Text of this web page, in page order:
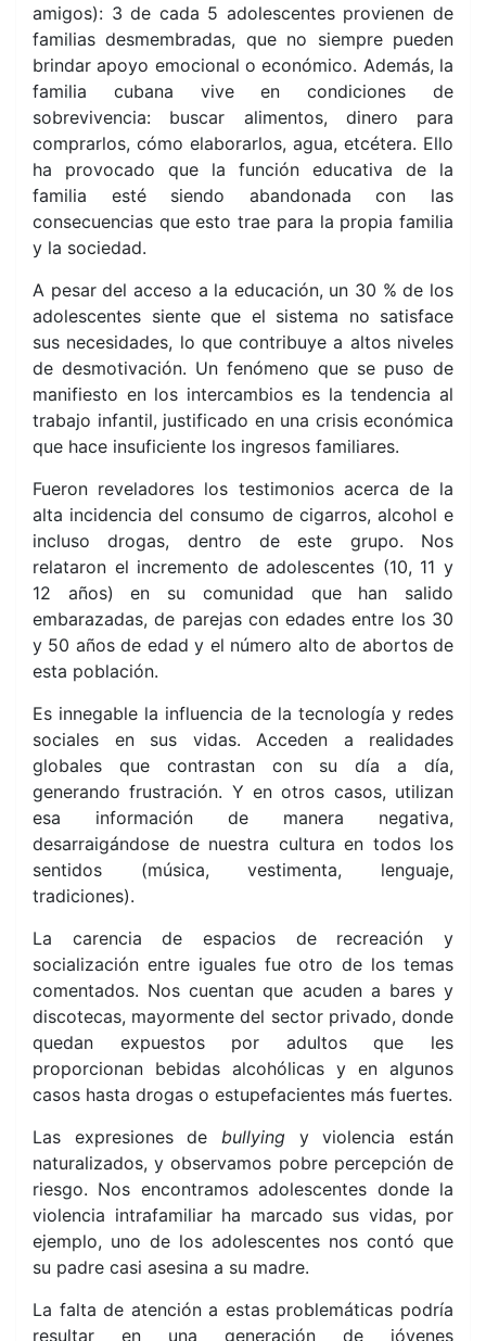
amigos): 3 de cada 5 adolescentes provienen de
familias desmembradas, que no siempre pueden
brindar apoyo emocional o económico. Además, la
familia cubana vive en condiciones de
sobrevivencia: buscar alimentos, dinero para
comprarlos, cómo elaborarlos, agua, etcétera. Ello
ha provocado que la función educativa de la
familia esté siendo abandonada con las
consecuencias que esto trae para la propia familia
y la sociedad.
A pesar del acceso a la educación, un 30 % de los
adolescentes siente que el sistema no satisface
sus necesidades, lo que contribuye a altos niveles
de desmotivación. Un fenómeno que se puso de
manifiesto en los intercambios es la tendencia al
trabajo infantil, justificado en una crisis económica
que hace insuficiente los ingresos familiares.
Fueron reveladores los testimonios acerca de la
alta incidencia del consumo de cigarros, alcohol e
incluso drogas, dentro de este grupo. Nos
relataron el incremento de adolescentes (10, 11 y
12 años) en su comunidad que han salido
embarazadas, de parejas con edades entre los 30
y 50 años de edad y el número alto de abortos de
esta población.
Es innegable la influencia de la tecnología y redes
sociales en sus vidas. Acceden a realidades
globales que contrastan con su día a día,
generando frustración. Y en otros casos, utilizan
esa información de manera negativa,
desarraigándose de nuestra cultura en todos los
sentidos (música, vestimenta, lenguaje,
tradiciones).
La carencia de espacios de recreación y
socialización entre iguales fue otro de los temas
comentados. Nos cuentan que acuden a bares y
discotecas, mayormente del sector privado, donde
quedan expuestos por adultos que les
proporcionan bebidas alcohólicas y en algunos
casos hasta drogas o estupefacientes más fuertes.
Las expresiones de bullying y violencia están
naturalizados, y observamos pobre percepción de
riesgo. Nos encontramos adolescentes donde la
violencia intrafamiliar ha marcado sus vidas, por
ejemplo, uno de los adolescentes nos contó que
su padre casi asesina a su madre.
La falta de atención a estas problemáticas podría
resultar en una generación de jóvenes